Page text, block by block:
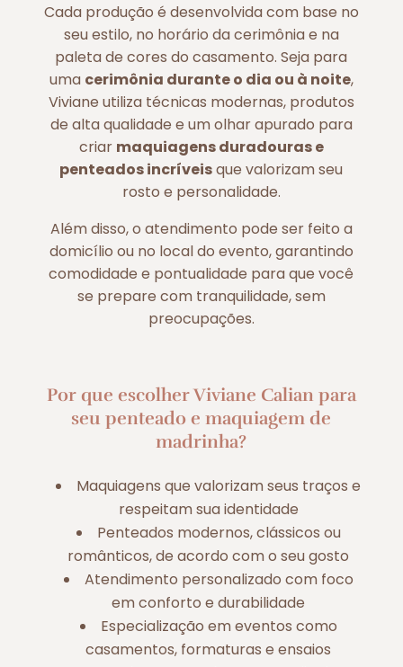
Cada produção é desenvolvida com base no
seu estilo, no horário da cerimônia e na
paleta de cores do casamento. Seja para
uma cerimônia durante o dia ou à noite,
Viviane utiliza técnicas modernas, produtos
de alta qualidade e um olhar apurado para
criar maquiagens duradouras e
penteados incríveisque valorizam seu
rosto e personalidade.
Além disso, o atendimento pode ser feito a
domicílio ou no local do evento, garantindo
comodidade e pontualidade para que você
se prepare com tranquilidade, sem
preocupações.
Por que escolher Viviane Calian para
seu penteado e maquiagem de
madrinha?
Maquiagens que valorizam seus traços e
respeitam sua identidade
Penteados modernos, clássicos ou
românticos, de acordo com o seu gosto
Atendimento personalizado com foco
em conforto e durabilidade
Especialização em eventos como
casamentos, formaturas e ensaios